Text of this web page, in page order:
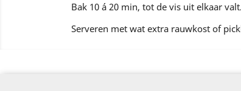
Bak 10 á 20 min, tot de vis uit elkaar valt.
Serveren met wat extra rauwkost of